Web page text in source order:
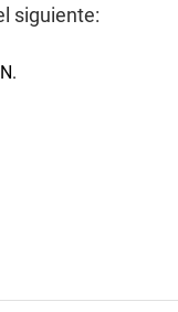
siguiente: